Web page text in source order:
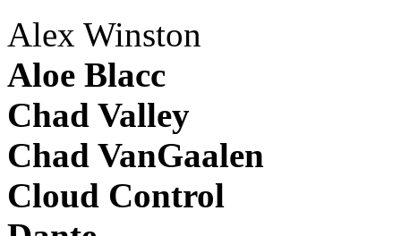
Alex Winston
Aloe Blacc
Chad Valley
Chad VanGaalen
Cloud Control